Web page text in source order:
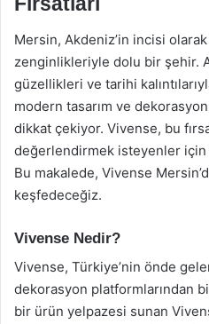
Mersin, Akdeniz’in incisi
zenginlikleriyle dolu bir şehir.
güzellikleri ve tarihi
modern tasarım ve
dikkat çekiyor. Vivense, bu
değerlendirmek isteyenler
Bu makalede, Vivense
keşfedeceğiz.
Vivense Nedir?
Vivense, Türkiye’nin önde
dekorasyon platformlarından
bir ürün yelpazesi sunan